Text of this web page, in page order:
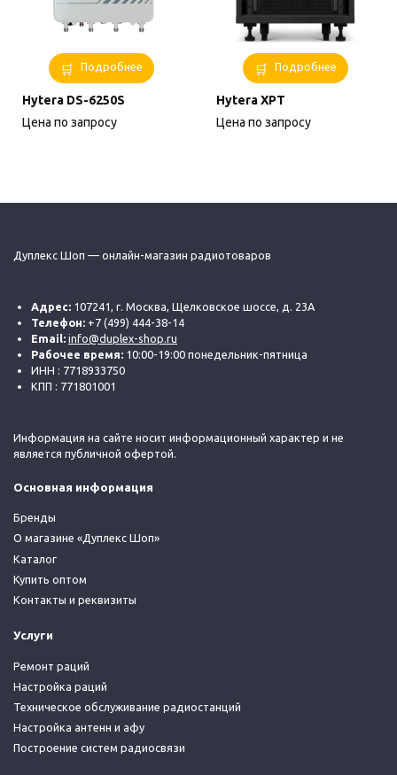
Подробнее
Hytera DS-6250S
Цена по запросу
Подробнее
Hytera XPT
Цена по запросу
Дуплекс Шоп — онлайн-магазин радиотоваров
Адрес: 107241, г. Москва, Щелковское шоссе, д. 23А
Телефон: +7 (499) 444-38-14
Email: info@duplex-shop.ru
Рабочее время: 10:00-19:00 понедельник-пятница
ИНН : 7718933750
КПП : 771801001
Информация на сайте носит информационный характер и не
является публичной офертой.
Основная информация
Бренды
О магазине «Дуплекс Шоп»
Каталог
Купить оптом
Контакты и реквизиты
Услуги
Ремонт раций
Настройка раций
Техническое обслуживание радиостанций
Настройка антенн и афу
Построение систем радиосвязи